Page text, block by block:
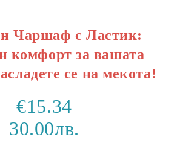
Чаршаф с Ластик:
комфорт за вашата
се на мекота!
€15.34
30.00лв.